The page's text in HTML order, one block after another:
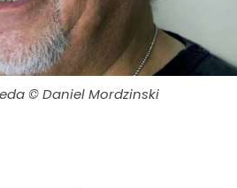
© Daniel Mordzinski